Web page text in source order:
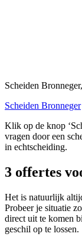
Scheiden
Scheiden Bronneger
Klik op de knop
vragen door een
in echtscheiding.
3 offertes
Het is natuurlijk
Probeer je situatie
direct uit te komen
geschil op te lossen.